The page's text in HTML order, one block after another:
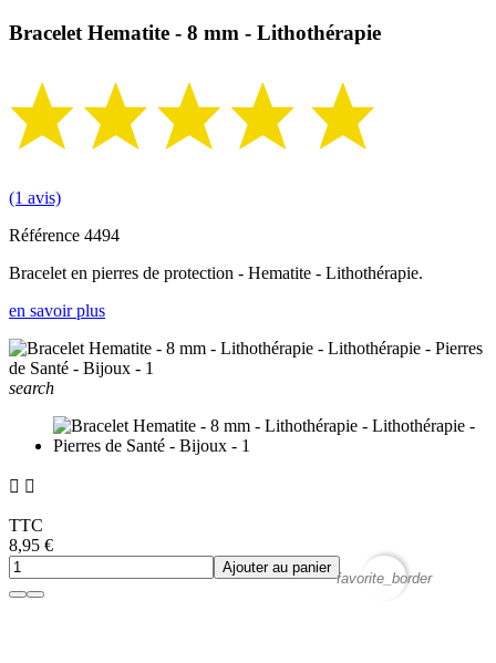
Bracelet Hematite - 8 mm - Lithothérapie
(1 avis)
Référence 4494
Bracelet en pierres de protection - Hematite - Lithothérapie.
en savoir plus
search
 
TTC
8,95 €
Ajouter au panier
favorite_border